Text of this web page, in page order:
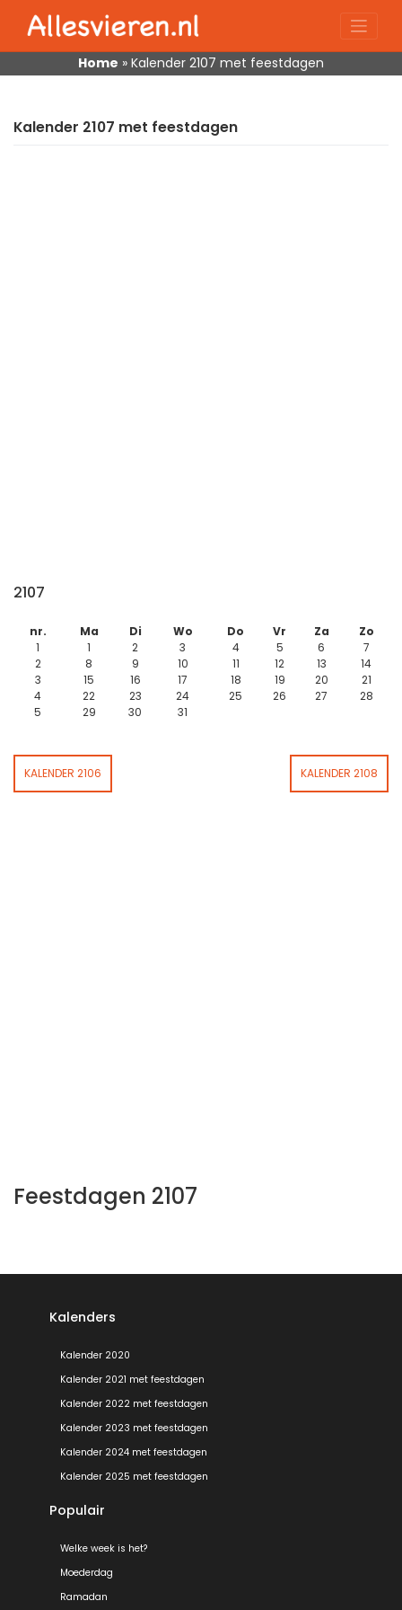
content
Home » Kalender 2107 met feestdagen
Kalender 2107 met feestdagen
2107
nr. Ma Di Wo Do Vr Za
Zo
1
1 2 3 4 5 6
7
2
8 9 10 11 12 13
14
3
15 16 17 18 19 20
21
4
22 23 24 25 26 27
28
5
29 30 31
KALENDER 2106 KALENDER 2108
Feestdagen 2107
Kalenders
Kalender 2020
Kalender 2021 met feestdagen
Kalender 2022 met feestdagen
Kalender 2023 met feestdagen
Kalender 2024 met feestdagen
Kalender 2025 met feestdagen
Populair
Welke week is het?
Moederdag
Ramadan